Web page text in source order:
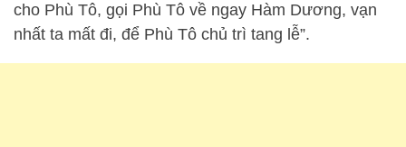
cho Phù Tô, gọi Phù Tô về ngay Hàm Dương, vạn
nhất ta mất đi, để Phù Tô chủ trì tang lễ”.